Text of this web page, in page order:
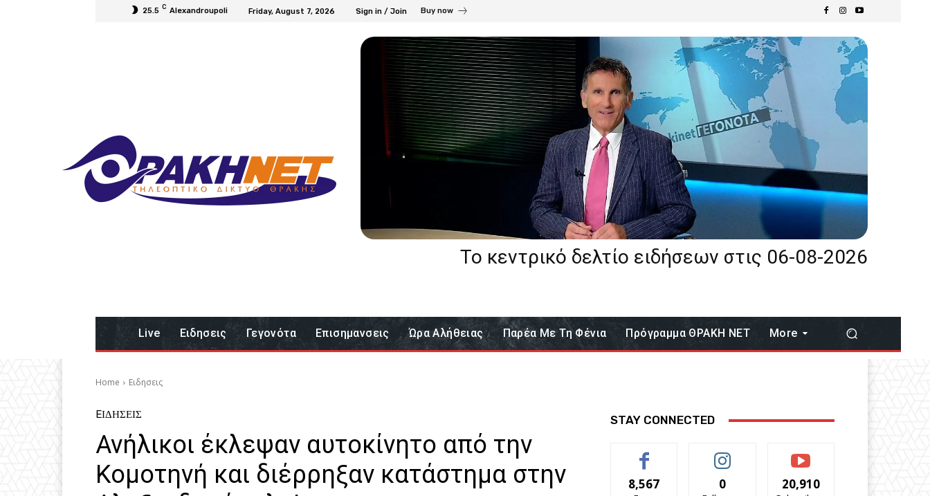
25.5 C Alexandroupoli Friday, August 7, 2026 Sign in / Join Buy now
Το κεντρικό δελτίο ειδήσεων στις 06-08-2026
Live Eιδησεις Γεγονότα Επισημανσεις Ώρα Αλήθειας Παρέα Με Τη Φένια Πρόγραμμα ΘΡΑΚΗ ΝΕΤ More
Home Eιδησεις
EΙΔΗΣΕΙΣ
Ανήλικοι έκλεψαν αυτοκίνητο από την
Κομοτηνή και διέρρηξαν κατάστημα στην
STAY CONNECTED
8,567 0 20,910